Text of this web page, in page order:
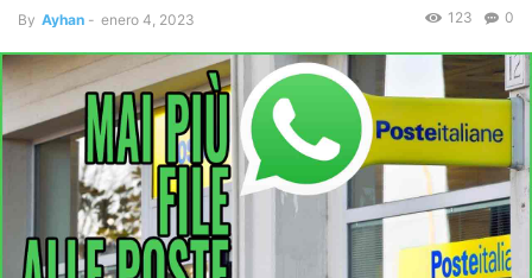
By Ayhan - enero 4, 2023 0
123